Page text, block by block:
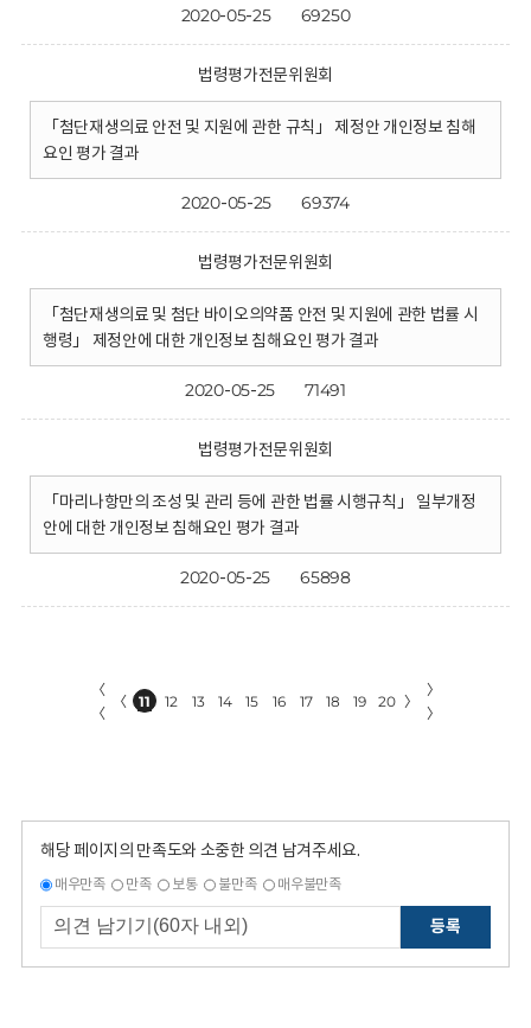
2020-05-25 69250
법령평가전문위원회
「첨단재생의료 안전 및 지원에 관한 규칙」 제정안 개인정보 침해
요인 평가 결과
2020-05-25 69374
법령평가전문위원회
「첨단재생의료 및 첨단 바이오의약품 안전 및 지원에 관한 법률 시
행령」 제정안에 대한 개인정보 침해요인 평가 결과
2020-05-25 71491
법령평가전문위원회
「마리나항만의 조성 및 관리 등에 관한 법률 시행규칙」 일부개정
안에 대한 개인정보 침해요인 평가 결과
2020-05-25 65898
〈
〈
〈 11 12 13 14 15 16 17 18 19 20 〉
〉
〉
해당 페이지의 만족도와 소중한 의견 남겨주세요.
매우만족 만족 보통 불만족 매우불만족
등록